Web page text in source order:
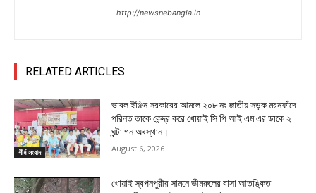
http://newsnebangla.in
RELATED ARTICLES
শীর্ষ সংবাদ
ভাবল ইঞ্জিন সরকারের আমলে ২০৮ নং জাতীয় সড়ক মরনফাঁদে
পরিনত তাকে কেন্দ্র করে খোয়াই সি পি আই এম এর ডাকে ২
ঘন্টা গন অবস্থান।
August 6, 2026
খোয়াই স্বপনপুরীর সামনে ভীমরুলের বাসা আতঙ্কিত